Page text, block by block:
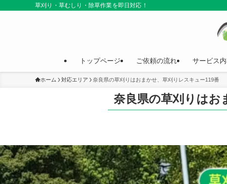
草刈り・草むしり・除草作業を即日対応！
トップページ ご依頼の流れ サービス
ホーム 対応エリア 奈良県の草刈りはおまかせ、草刈りレスキュー119番
奈良県の草刈りはお